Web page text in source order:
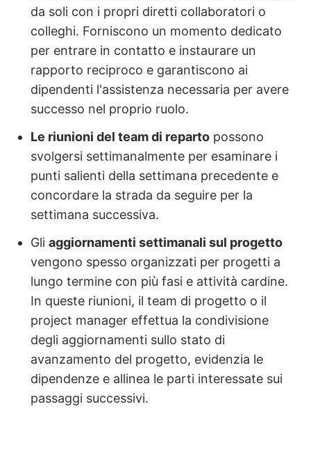
da soli con i propri diretti collaboratori o
colleghi. Forniscono un momento dedicato
per entrare in contatto e instaurare un
rapporto reciproco e garantiscono ai
dipendenti l'assistenza necessaria per avere
successo nel proprio ruolo.
Le riunioni del team di reparto possono
svolgersi settimanalmente per esaminare i
punti salienti della settimana precedente e
concordare la strada da seguire per la
settimana successiva.
Gli aggiornamenti settimanali sul progetto
vengono spesso organizzati per progetti a
lungo termine con più fasi e attività cardine.
In queste riunioni, il team di progetto o il
project manager effettua la condivisione
degli aggiornamenti sullo stato di
avanzamento del progetto, evidenzia le
dipendenze e allinea le parti interessate sui
passaggi successivi.